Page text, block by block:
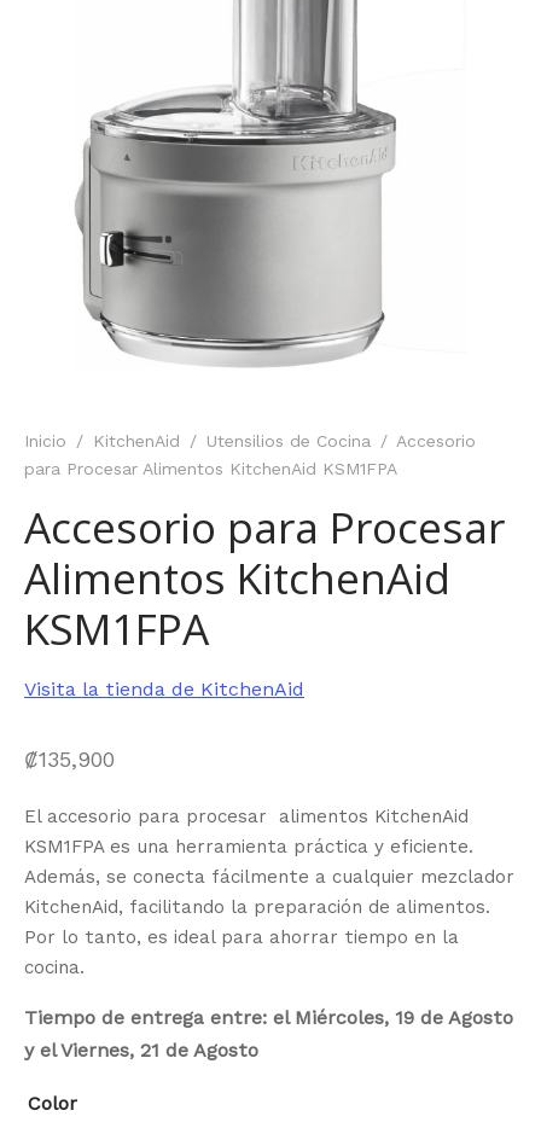
Inicio / KitchenAid / Utensilios de Cocina / Accesorio
para Procesar Alimentos KitchenAid KSM1FPA
Accesorio para Procesar
Alimentos KitchenAid
KSM1FPA
Visita la tienda de KitchenAid
₡135,900
El accesorio para procesar alimentos KitchenAid
KSM1FPA es una herramienta práctica y eficiente.
Además, se conecta fácilmente a cualquier mezclador
KitchenAid, facilitando la preparación de alimentos.
Por lo tanto, es ideal para ahorrar tiempo en la
cocina.
Tiempo de entrega entre: el Miércoles, 19 de Agosto
y el Viernes, 21 de Agosto
Color